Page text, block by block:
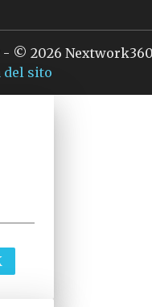
2026 Nextwork360.
del sito